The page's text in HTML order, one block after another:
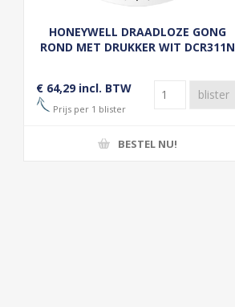
HONEYWELL DRAADLOZE GONG
ROND MET DRUKKER WIT DCR311N
€ 64,29 incl. BTW
Prijs per 1 blister
BESTEL NU!